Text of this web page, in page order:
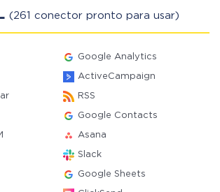
(261 conector pronto para usar)
Google Analytics
ActiveCampaign
RSS
Google Contacts
Asana
Slack
Google Sheets